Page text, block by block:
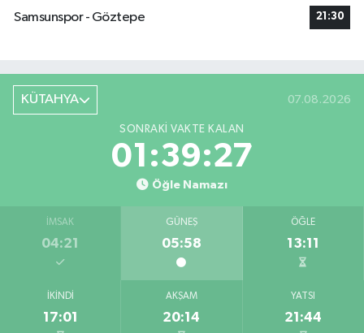
Samsunspor - Göztepe
21:30
KÜTAHYA 07.08.2026
SONRAKI VAKTE KALAN
01:39:27
Öğle Namazı
İMSAK
04:21
GÜNEŞ
05:58
ÖĞLE
13:11
İKINDI
17:01
AKŞAM
20:14
YATSI
21:44